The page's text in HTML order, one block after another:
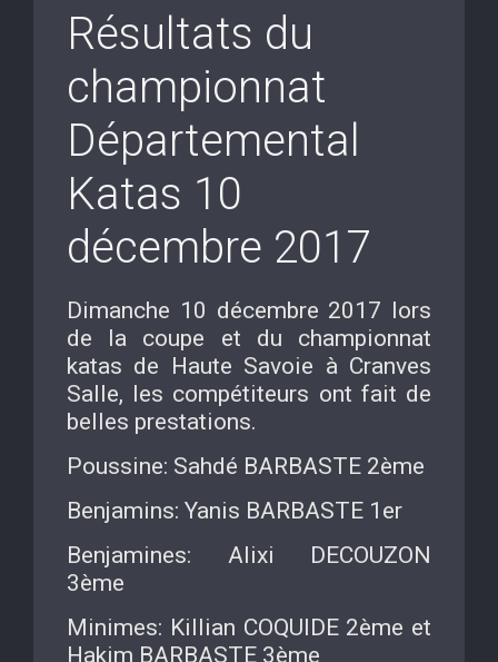
Résultats du
championnat
Départemental
Katas 10
décembre 2017
Dimanche 10 décembre 2017 lors
de la coupe et du championnat
katas de Haute Savoie à Cranves
Salle, les compétiteurs ont fait de
belles prestations.
Poussine: Sahdé BARBASTE 2ème
Benjamins: Yanis BARBASTE 1er
Benjamines: Alixi DECOUZON
3ème
Minimes: Killian COQUIDE 2ème et
Hakim BARBASTE 3ème